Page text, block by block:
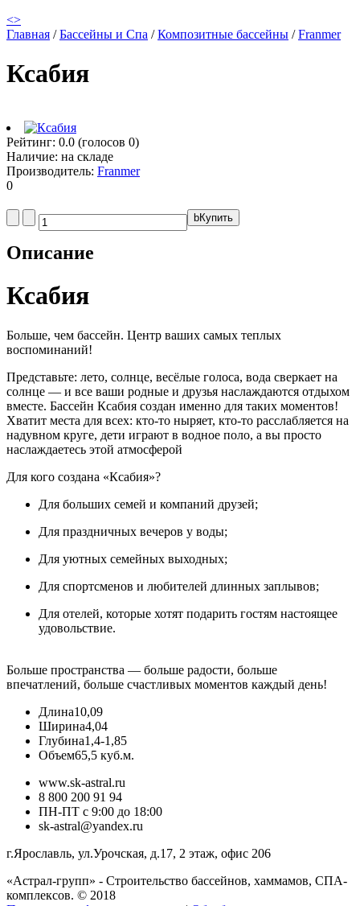
<>
Главная /Бассейны и Спа /Композитные бассейны /Franmer
Ксабия
Рейтинг: 0.0 (голосов 0)
Наличие: на складе
Производитель: Franmer
0
bКупить
Описание
Ксабия
Больше, чем бассейн. Центр ваших самых теплых
воспоминаний!
Представьте: лето, солнце, весёлые голоса, вода сверкает на
солнце — и все ваши родные и друзья наслаждаются отдыхом
вместе. Бассейн Ксабия создан именно для таких моментов!
Хватит места для всех: кто-то ныряет, кто-то расслабляется на
надувном круге, дети играют в водное поло, а вы просто
наслаждаетесь этой атмосферой
Для кого создана «Ксабия»?
Для больших семей и компаний друзей;
Для праздничных вечеров у воды;
Для уютных семейных выходных;
Для спортсменов и любителей длинных заплывов;
Для отелей, которые хотят подарить гостям настоящее
удовольствие.
Больше пространства — больше радости, больше
впечатлений, больше счастливых моментов каждый день!
Длина10,09
Ширина4,04
Глубина1,4-1,85
Объем65,5 куб.м.
www.sk-astral.ru
8 800 200 91 94
ПН-ПТ с 9:00 до 18:00
sk-astral@yandex.ru
г.Ярославль, ул.Урочская, д.17, 2 этаж, офис 206
«Астрал-групп» - Строительство бассейнов, хаммамов, СПА-
комплексов. © 2018